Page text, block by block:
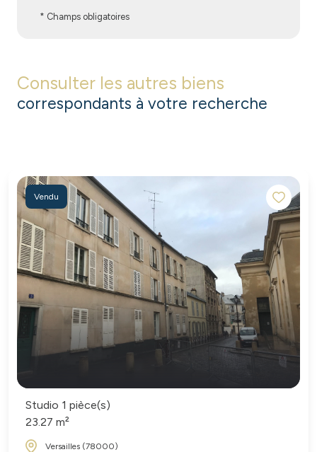
* Champs obligatoires
Consulter les autres biens
correspondants à votre recherche
Vendu
Studio 1 pièce(s)
23.27 m²
Versailles (78000)